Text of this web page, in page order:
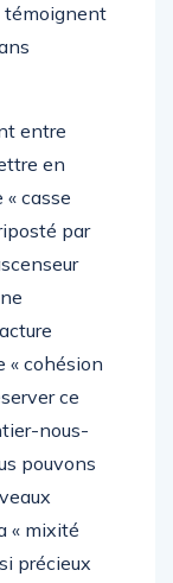
témoignent
entre
en
« casse
par
« cohésion
ce
nous-
pouvons
« mixité
précieux